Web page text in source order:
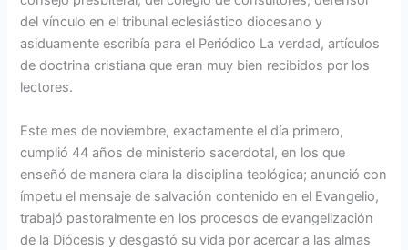
del vínculo en el tribunal eclesiástico diocesano y
asiduamente escribía para el Periódico La verdad, artículos
de doctrina cristiana que eran muy bien recibidos por los
lectores.
Este mes de noviembre, exactamente el día primero,
cumplió 44 años de ministerio sacerdotal, en los que
enseñó de manera clara la disciplina teológica; anunció con
ímpetu el mensaje de salvación contenido en el Evangelio,
trabajó pastoralmente en los procesos de evangelización
de la Diócesis y desgastó su vida por acercar a las almas